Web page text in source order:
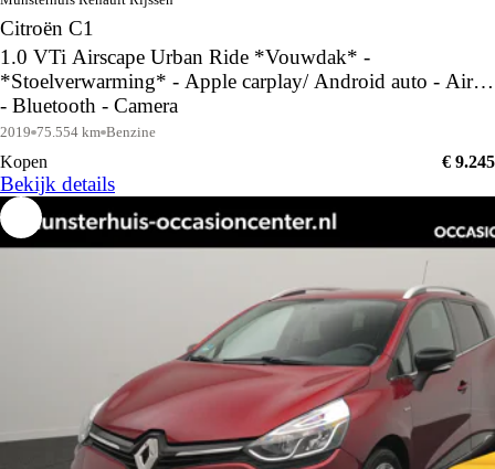
Citroën C1
1.0 VTi Airscape Urban Ride *Vouwdak* -
*Stoelverwarming* - Apple carplay/ Android auto - Airco
- Bluetooth - Camera
2019 75.554 km Benzine
Kopen € 9.245
Bekijk details